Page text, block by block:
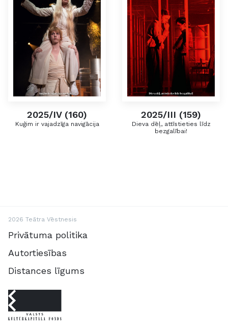
2025/IV (160)
Kuģim ir vajadzīga navigācija
2025/III (159)
Dieva dēļ, attīstieties līdz
bezgalībai!
2026 Teātra Vēstnesis
Privātuma politika
Autortiesības
Distances līgums